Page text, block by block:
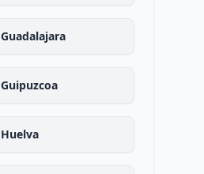
Guadalajara
Guipuzcoa
Huelva